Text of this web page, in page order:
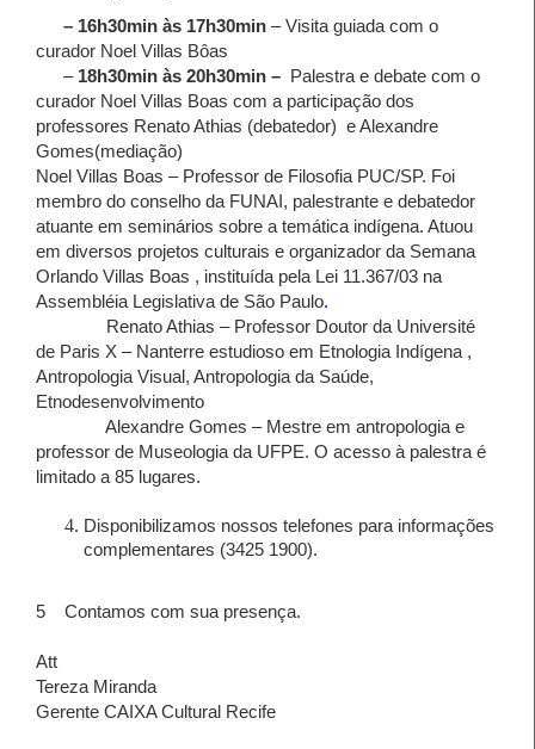
– 16h30min às 17h30min – Visita guiada com o
curador Noel Villas Bôas
– 18h30min às 20h30min – Palestra e debate com o
curador Noel Villas Boas com a participação dos
professores Renato Athias (debatedor) e Alexandre
Gomes(mediação)
Noel Villas Boas – Professor de Filosofia PUC/SP. Foi
membro do conselho da FUNAI, palestrante e debatedor
atuante em seminários sobre a temática indígena. Atuou
em diversos projetos culturais e organizador da Semana
Orlando Villas Boas , instituída pela Lei 11.367/03 na
Assembléia Legislativa de São Paulo.
Renato Athias – Professor Doutor da Université
de Paris X – Nanterre estudioso em Etnologia Indígena ,
Antropologia Visual, Antropologia da Saúde,
Etnodesenvolvimento
Alexandre Gomes – Mestre em antropologia e
professor de Museologia da UFPE. O acesso à palestra é
limitado a 85 lugares.
Disponibilizamos nossos telefones para informações
complementares (3425 1900).
5 Contamos com sua presença.
Att
Tereza Miranda
Gerente CAIXA Cultural Recife